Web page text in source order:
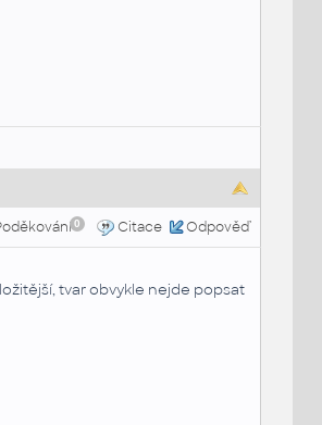
0 Citace Odpověď
tvar obvykle nejde popsat